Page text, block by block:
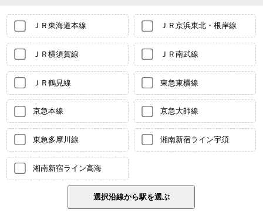
ＪＲ東海道本線 ＪＲ京浜東北・根岸線
ＪＲ横須賀線 ＪＲ南武線
ＪＲ鶴見線 東急東横線
京急本線 京急大師線
東急多摩川線 湘南新宿ライン宇須
湘南新宿ライン高海